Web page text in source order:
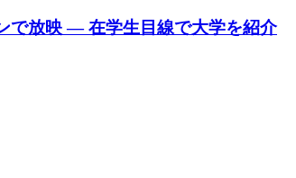
で放映 — 在学生目線で大学を紹介